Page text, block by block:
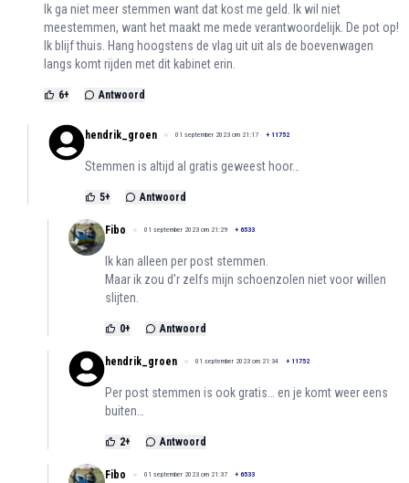
Ik ga niet meer stemmen want dat kost me geld. Ik wil niet
meestemmen, want het maakt me mede verantwoordelijk. De pot op!
Ik blijf thuis. Hang hoogstens de vlag uit uit als de boevenwagen
langs komt rijden met dit kabinet erin.
6+ Antwoord
hendrik_groen 01 september 2023 om 21:17 + 11752
Stemmen is altijd al gratis geweest hoor…
5+ Antwoord
Fibo 01 september 2023 om 21:29 + 6533
Ik kan alleen per post stemmen.
Maar ik zou d’r zelfs mijn schoenzolen niet voor willen
slijten.
0+ Antwoord
hendrik_groen 01 september 2023 om 21:34 + 11752
Per post stemmen is ook gratis… en je komt weer eens
buiten…
2+ Antwoord
Fibo 01 september 2023 om 21:37 + 6533